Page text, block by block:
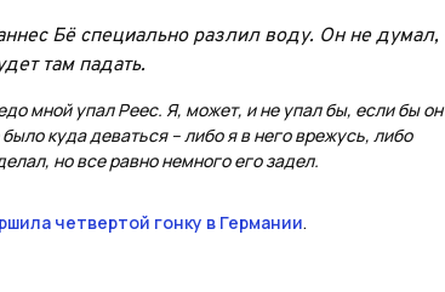
Бё специально разлил воду. Он не думал,
там падать.
мной упал Реес. Я, может, и не упал бы, если бы
куда деваться – либо я в него врежусь, либо
но все равно немного его задел.
четвертой гонку в Германии.